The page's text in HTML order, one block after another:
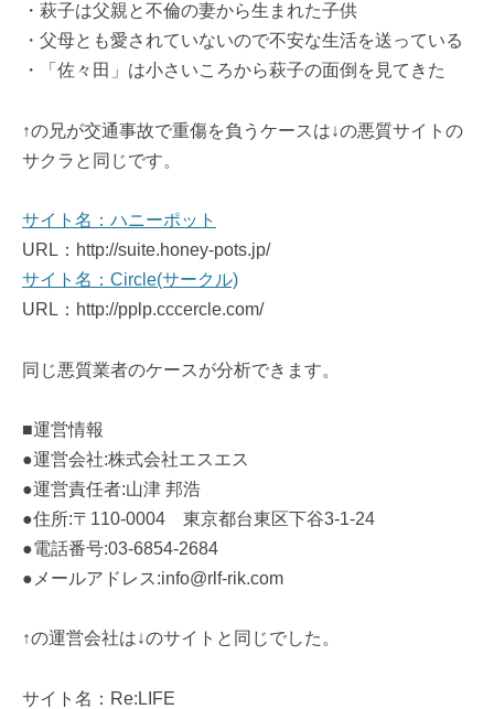
・萩子は父親と不倫の妻から生まれた子供
・父母とも愛されていないので不安な生活を送っている
・「佐々田」は小さいころから萩子の面倒を見てきた
↑の兄が交通事故で重傷を負うケースは↓の悪質サイトの
サクラと同じです。
サイト名：ハニーポット
URL：http://suite.honey-pots.jp/
サイト名：Circle(サークル)
URL：http://pplp.cccercle.com/
同じ悪質業者のケースが分析できます。
■運営情報
●運営会社:株式会社エスエス
●運営責任者:山津 邦浩
●住所:〒110-0004 東京都台東区下谷3-1-24
●電話番号:03-6854-2684
●メールアドレス:info@rlf-rik.com
↑の運営会社は↓のサイトと同じでした。
サイト名：Re:LIFE